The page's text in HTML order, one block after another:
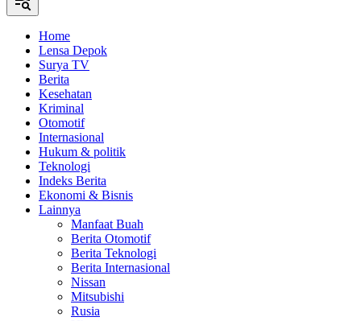
Home
Lensa Depok
Surya TV
Berita
Kesehatan
Kriminal
Otomotif
Internasional
Hukum & politik
Teknologi
Indeks Berita
Ekonomi & Bisnis
Lainnya
Manfaat Buah
Berita Otomotif
Berita Teknologi
Berita Internasional
Nissan
Mitsubishi
Rusia